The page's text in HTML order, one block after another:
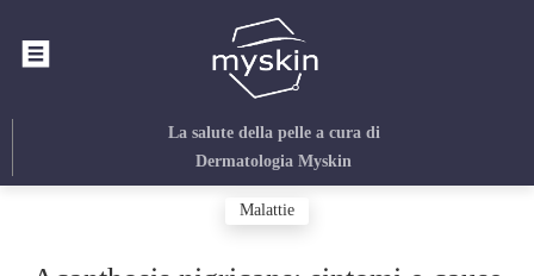
La salute della pelle a cura di
Dermatologia Myskin
Malattie